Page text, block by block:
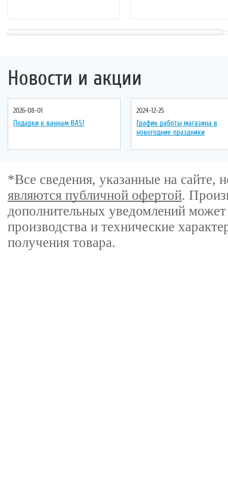
Новости и акции
2026-08-01
Подарки к ваннам BAS!
2024-12-25
График работы магазина в
новогодние праздники
*Все сведения, указанные на
являются публичной офертой.
дополнительных уведомлений
производства и технические
получения товара.